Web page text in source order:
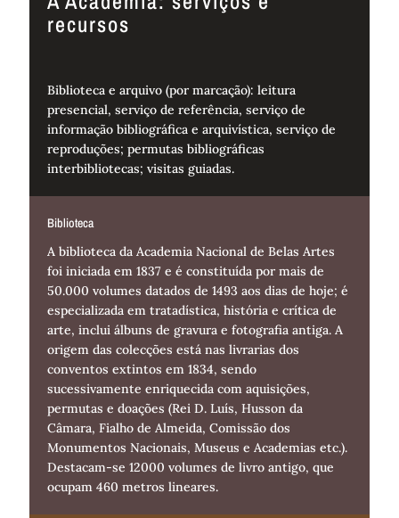
recursos
Biblioteca e arquivo (por marcação): leitura
presencial, serviço de referência, serviço de
informação bibliográfica e arquivística, serviço de
reproduções; permutas bibliográficas
interbibliotecas; visitas guiadas.
Biblioteca
A biblioteca da Academia Nacional de Belas Artes
foi iniciada em 1837 e é constituída por mais de
50.000 volumes datados de 1493 aos dias de hoje; é
especializada em tratadística, história e crítica de
arte, inclui álbuns de gravura e fotografia antiga. A
origem das colecções está nas livrarias dos
conventos extintos em 1834, sendo
sucessivamente enriquecida com aquisições,
permutas e doações (Rei D. Luís, Husson da
Câmara, Fialho de Almeida, Comissão dos
Monumentos Nacionais, Museus e Academias etc.).
Destacam-se 12000 volumes de livro antigo, que
ocupam 460 metros lineares.